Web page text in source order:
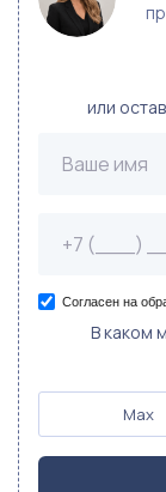
или
Согласен на
В каком
Max